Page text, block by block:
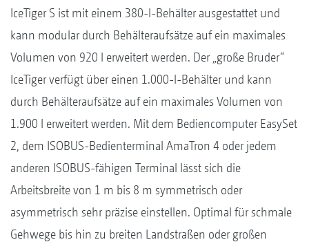
IceTiger S ist mit einem 380-l-Behälter ausgestattet und
kann modular durch Behälteraufsätze auf ein maximales
Volumen von 920 l erweitert werden. Der „große Bruder“
IceTiger verfügt über einen 1.000-l-Behälter und kann
durch Behälteraufsätze auf ein maximales Volumen von
1.900 l erweitert werden. Mit dem Bediencomputer EasySet
2, dem ISOBUS-Bedienterminal AmaTron 4 oder jedem
anderen ISOBUS-fähigen Terminal lässt sich die
Arbeitsbreite von 1 m bis 8 m symmetrisch oder
asymmetrisch sehr präzise einstellen. Optimal für schmale
Gehwege bis hin zu breiten Landstraßen oder großen